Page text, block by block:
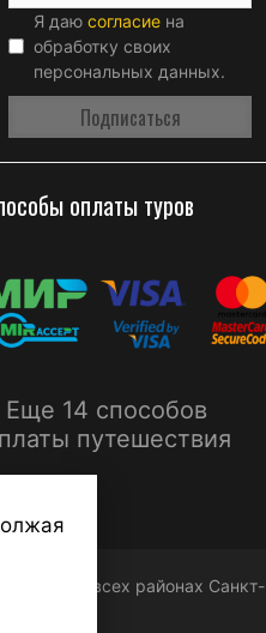
Я даю согласие на
обработку своих
персональных данных.
оплаты туров
Еще 14 способов
путешествия
во всех районах Санкт-